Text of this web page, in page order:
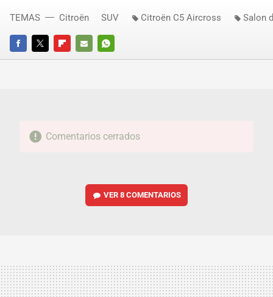
FACEBOOKTWITTERFLIPBOARD
E-
WHATSAPP
TEMAS Citroën SUV Citroën C5 Aircross Salon
Comentarios cerrados
VER8 COMENTARIOS